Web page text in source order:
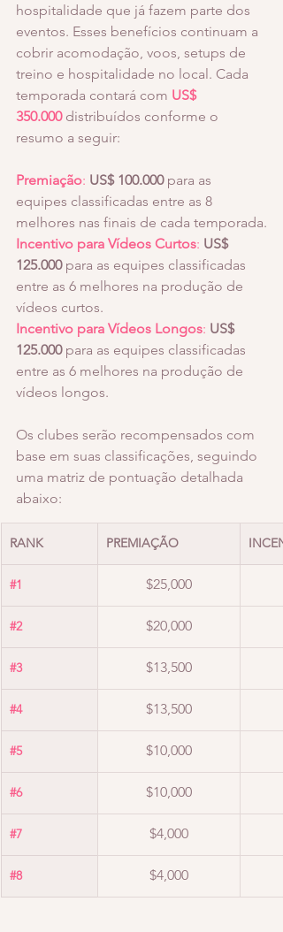
hospitalidade que já fazem parte dos
eventos. Esses benefícios continuam a
cobrir acomodação, voos, setups de
treino e hospitalidade no local. Cada
temporada contará com US$
350.000 distribuídos conforme o
resumo a seguir:
Premiação: US$ 100.000 para as
equipes classificadas entre as 8
melhores nas finais de cada temporada.
Incentivo para Vídeos Curtos: US$
125.000 para as equipes classificadas
entre as 6 melhores na produção de
vídeos curtos.
Incentivo para Vídeos Longos: US$
125.000 para as equipes classificadas
entre as 6 melhores na produção de
vídeos longos.
Os clubes serão recompensados com
base em suas classificações, seguindo
uma matriz de pontuação detalhada
abaixo:
RANK PREMIAÇÃO
#1 $25,000
#2 $20,000
#3 $13,500
#4 $13,500
#5 $10,000
#6 $10,000
#7 $4,000
#8 $4,000